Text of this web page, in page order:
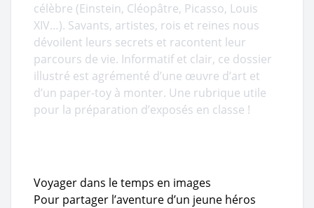
célèbre (Einstein, Cléopâtre, Picasso, Louis
XIV…). Savants, artistes, rois et reines nous
dévoilent leurs secrets et racontent leur
parcours de vie. Informatif et clair, ce dossier
illustré est agrémenté d’une œuvre d’art et
d’un paper-toy à monter. Une rubrique utile
pour la préparation d’exposés en classe !
Voyager dans le temps en images
Pour partager l’aventure d’un jeune héros